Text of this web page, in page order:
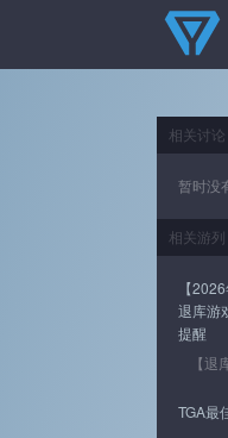
相关讨论
暂时没
相关游列
【
退库游
提醒
【
TGA最